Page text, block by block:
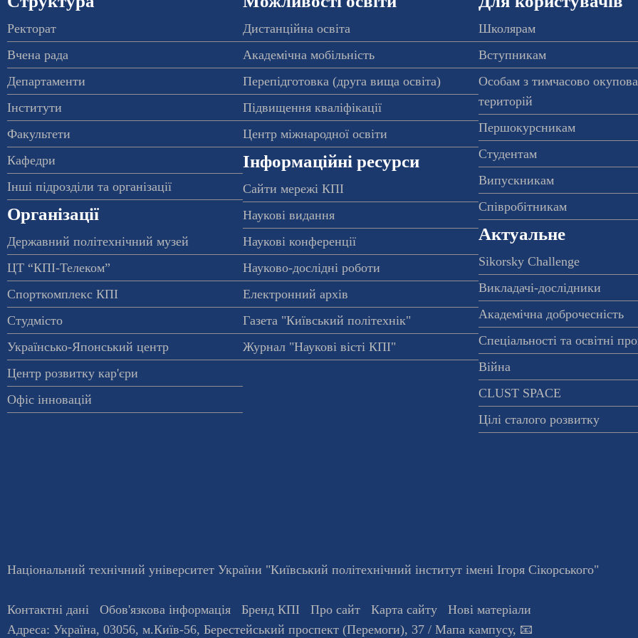
Ректорат
Вчена рада
Департаменти
Інститути
Факультети
Кафедри
Інші підрозділи та організації
Організації
Державний політехнічний музей
ЦТ “КПІ-Телеком”
Спорткомплекс КПІ
Студмісто
Українсько-Японський центр
Центр розвитку кар'єри
Офіс інновацій
Дистанційна освіта
Академічна мобільність
Перепідготовка (друга вища освіта)
Підвищення кваліфікації
Центр міжнародної освіти
Інформаційні ресурси
Сайти мережі КПІ
Наукові видання
Наукові конференції
Науково-дослідні роботи
Електронний архів
Газета "Київський політехнік"
Журнал "Наукові вісті КПІ"
Школярам
Вступникам
Особам з тимчасово
територій
Першокурсникам
Студентам
Випускникам
Співробітникам
Актуальне
Sikorsky Challenge
Викладачі-дослідники
Академічна доброчесність
Спеціальності та освітні
Війна
CLUST SPACE
Цілі сталого розвитку
Національний технічний університет України "Київський політехнічний інститут імені Ігоря Сікорського"
Контактні дані Обов'язкова інформація Бренд КПІ Про сайт Карта сайту
Нові матеріали
Адреса: Україна, 03056, м.Київ-56, Берестейський проспект (Перемоги), 37 / Мапа кампусу, 📧